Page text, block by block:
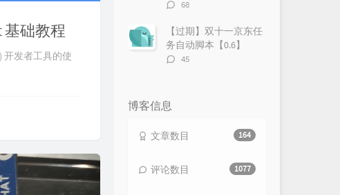
基础教程
开发者工具的使
评
数：
68
【过期】双十一京东任
务自动脚本【0.6】
评
45
博客信息
164
文章数目
1077
评论数目